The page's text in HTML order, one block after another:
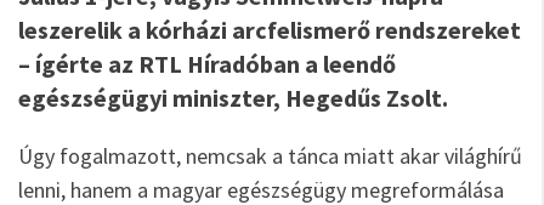
leszerelik a kórházi arcfelismerő rendszereket
– ígérte az RTL Híradóban a leendő
egészségügyi miniszter, Hegedűs Zsolt.
Úgy fogalmazott, nemcsak a tánca miatt akar világhírű
lenni, hanem a magyar egészségügy megreformálása